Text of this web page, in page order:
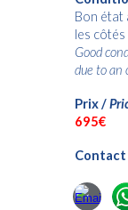
Bon état
les
Good
due to an
Prix /
695€
Contact